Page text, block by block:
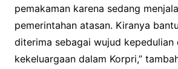
pemakaman karena sedang
pemerintahan atasan. Kiranya
diterima sebagai wujud kepedulian
kekeluargaan dalam Korpri,”